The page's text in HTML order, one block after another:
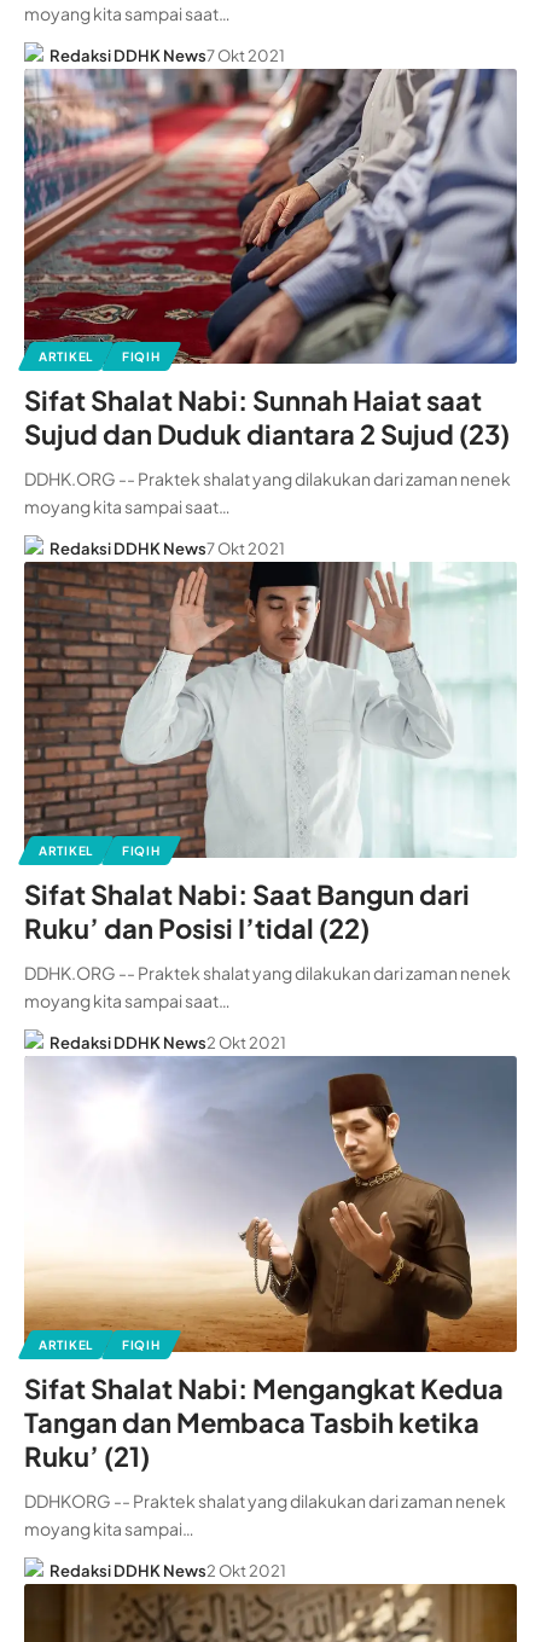
moyang kita sampai saat…
Redaksi DDHK News7 Okt 2021
ARTIKEL FIQIH
Sifat Shalat Nabi: Sunnah Haiat saat
Sujud dan Duduk diantara 2 Sujud (23)
DDHK.ORG -- Praktek shalat yang dilakukan dari zaman nenek
moyang kita sampai saat…
Redaksi DDHK News7 Okt 2021
ARTIKEL FIQIH
Sifat Shalat Nabi: Saat Bangun dari
Ruku’ dan Posisi I’tidal (22)
DDHK.ORG -- Praktek shalat yang dilakukan dari zaman nenek
moyang kita sampai saat…
Redaksi DDHK News2 Okt 2021
ARTIKEL FIQIH
Sifat Shalat Nabi: Mengangkat Kedua
Tangan dan Membaca Tasbih ketika
Ruku’ (21)
DDHKORG -- Praktek shalat yang dilakukan dari zaman nenek
moyang kita sampai…
Redaksi DDHK News2 Okt 2021